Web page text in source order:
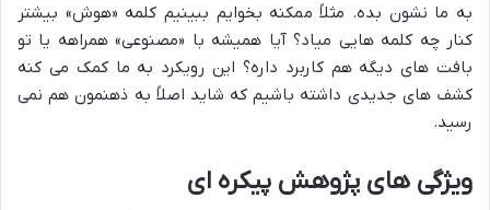
به ما نشون بده. مثلاً ممکنه بخوایم ببینیم کلمه «هوش» بیشتر
کنار چه کلمه هایی میاد؟ آیا همیشه با «مصنوعی» همراهه یا تو
بافت های دیگه هم کاربرد داره؟ این رویکرد به ما کمک می کنه
کشف های جدیدی داشته باشیم که شاید اصلاً به ذهنمون هم نمی
رسید.
ویژگی های پژوهش پیکره ای